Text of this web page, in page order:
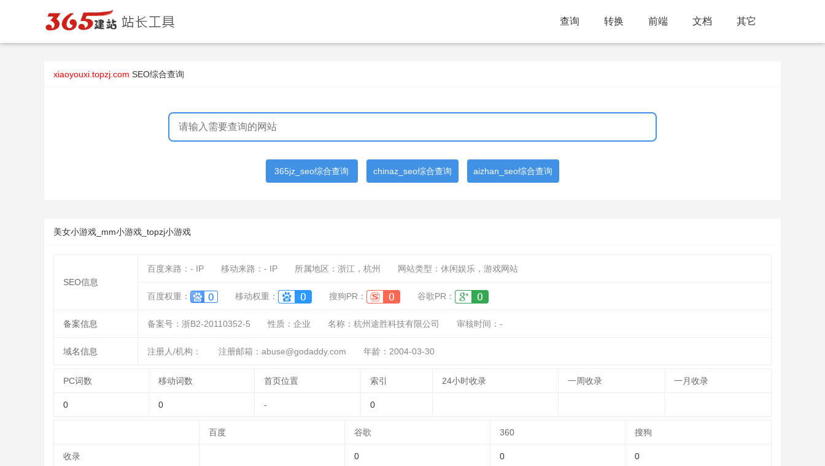
查询 转换 前端 文档 其它
xiaoyouxi.topzj.com SEO综合查询
365jz_seo综合查询 chinaz_seo综合查询 aizhan_seo综合查询
美女小游戏_mm小游戏_topzj小游戏
SEO信息
百度来路： - IP 移动来路： - IP 所属地区：浙江，杭州 网站类型：休闲娱乐，游戏网站
百度权重： 移动权重： 搜狗PR： 谷歌PR：
备案信息 备案号：浙B2-20110352-5 性质： 企业 名称： 杭州途胜科技有限公司 审核时间： -
域名信息 注册人/机构： 注册邮箱：abuse@godaddy.com 年龄：2004-03-30
PC词数 移动词数 首页位置 索引 24小时收录 一周收录 一月收录
0 0 - 0
百度 谷歌 360 搜狗
收录 0 0 0